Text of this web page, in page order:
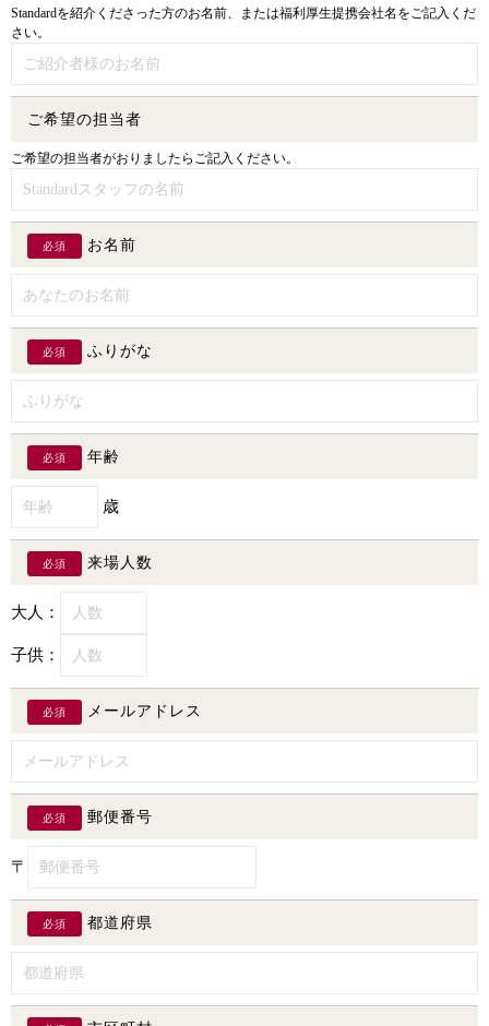
Standardを紹介くださった方のお名前、または福利厚生提携会社名をご記入くだ
さい。
ご希望の担当者
ご希望の担当者がおりましたらご記入ください。
必須 お名前
必須 ふりがな
必須 年齢
歳
必須 来場人数
大人：
子供：
必須 メールアドレス
必須 郵便番号
〒
必須 都道府県